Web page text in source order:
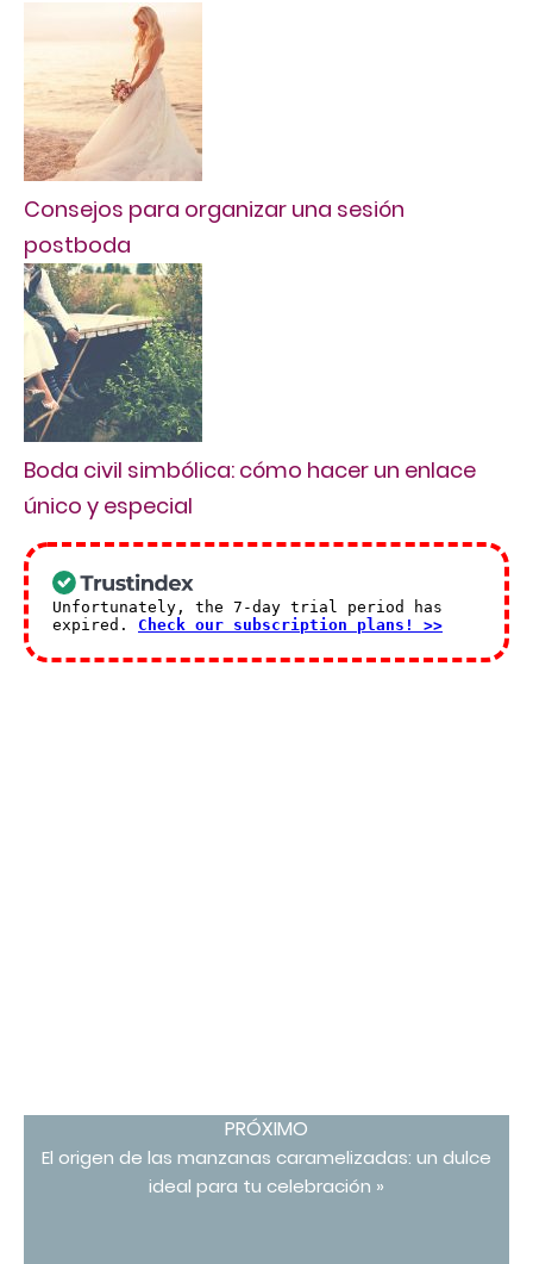
Consejos para organizar una sesión
postboda
Boda civil simbólica: cómo hacer un enlace
único y especial
PRÓXIMO
El origen de las manzanas caramelizadas: un dulce
ideal para tu celebración »